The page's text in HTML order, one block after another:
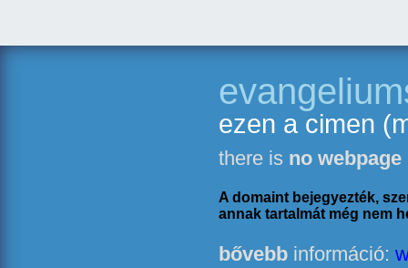
ezen a cimen
there is no webpage
A domaint bejegyezték,
annak tartalmát még nem
bővebb információ: